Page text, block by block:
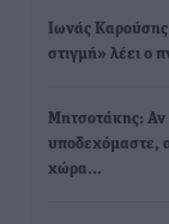
Ιωνάς
στιγμή» λέει ο
Μητσοτάκης: Αν
υποδεχόμαστε,
χώρα…